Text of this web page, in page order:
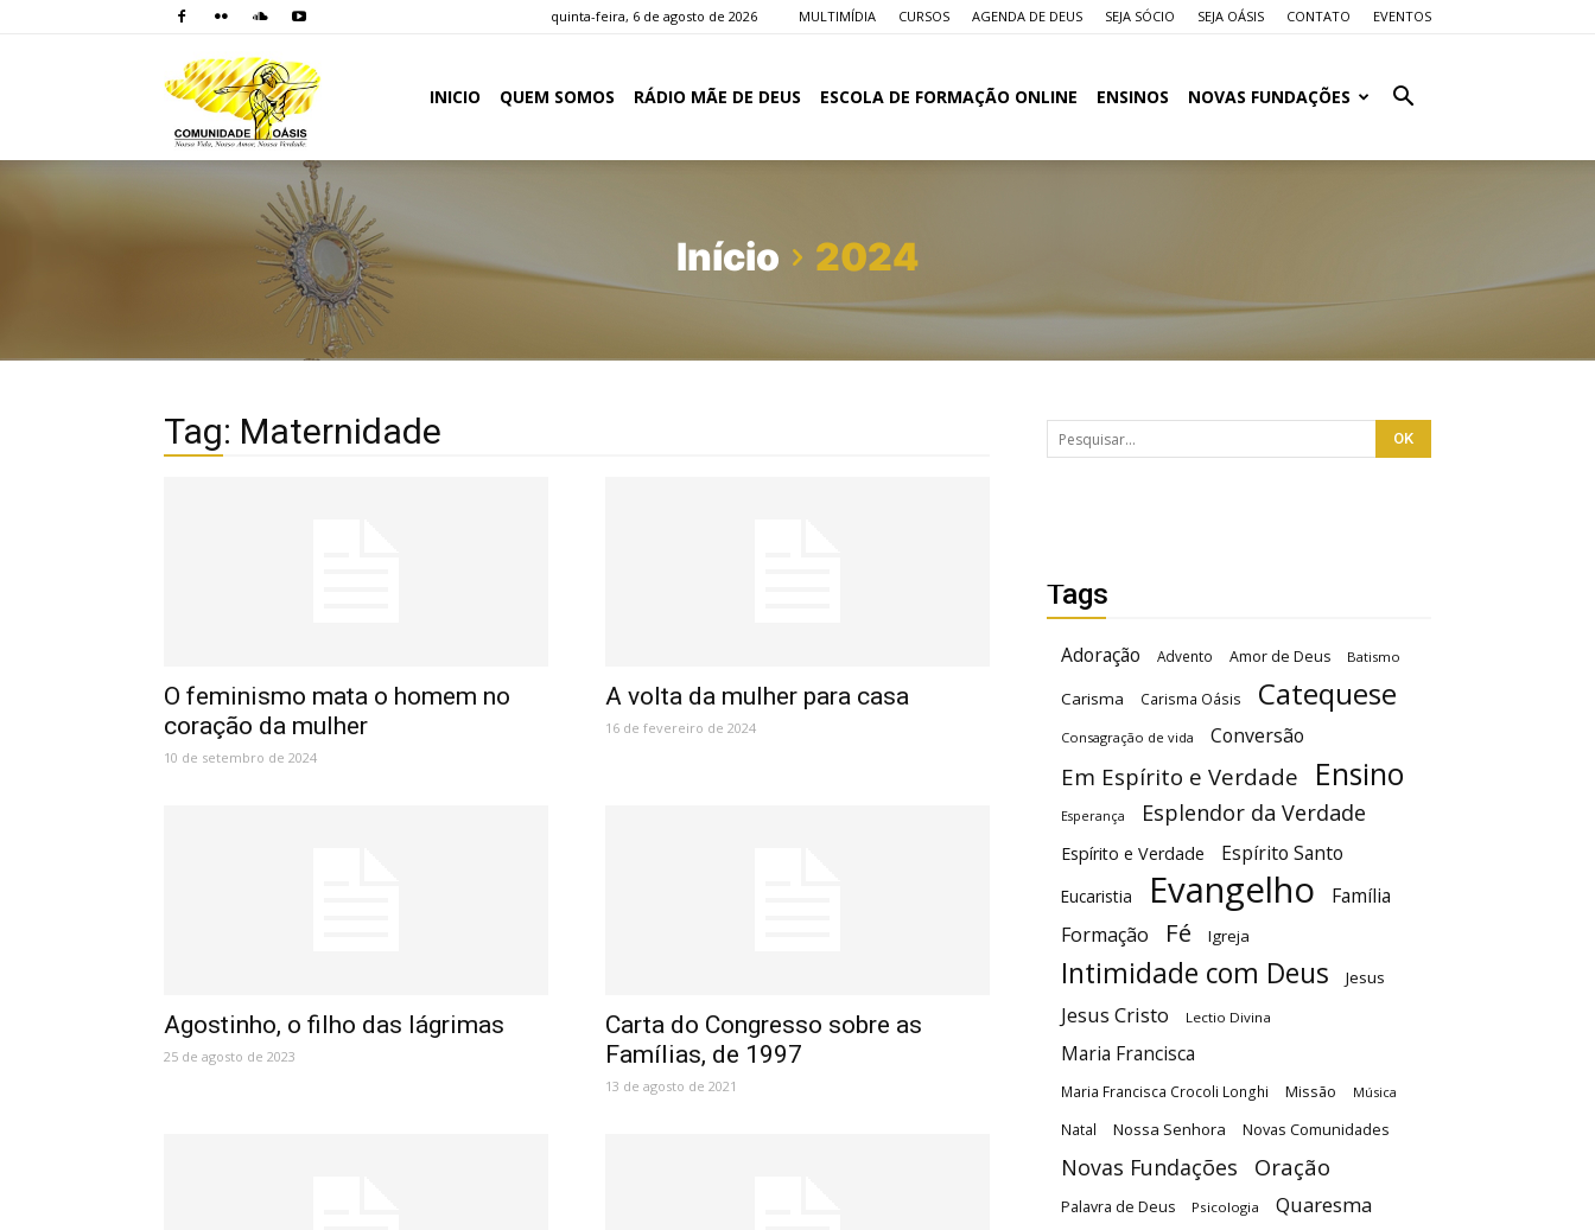
quinta-feira, 6 de agosto de 2026 MULTIMÍDIA CURSOS AGENDA DE DEUS SEJA SÓCIO SEJA OÁSIS CONTATO EVENTOS
Oásis
INICIO QUEM SOMOS RÁDIO MÃE DE DEUS ESCOLA DE FORMAÇÃO ONLINE ENSINOS NOVAS FUNDAÇÕES
Início 2024
Tag: Maternidade
O feminismo mata o homem no
coração da mulher
10 de setembro de 2024
A volta da mulher para casa
16 de fevereiro de 2024
Agostinho, o filho das lágrimas
25 de agosto de 2023
Carta do Congresso sobre as
Famílias, de 1997
13 de agosto de 2021
Tags
Adoração Advento Amor de Deus Batismo
Carisma Carisma Oásis Catequese
Consagração de vida Conversão
Em Espírito e Verdade Ensino
Esperança Esplendor da Verdade
Espírito e Verdade Espírito Santo
Eucaristia Evangelho
Família
Formação
Fé Igreja
Intimidade com Deus Jesus
Jesus Cristo Lectio Divina
Maria Francisca
Maria Francisca Crocoli Longhi Missão Música
Natal Nossa Senhora Novas Comunidades
Novas Fundações Oração
Palavra de Deus Psicologia Quaresma